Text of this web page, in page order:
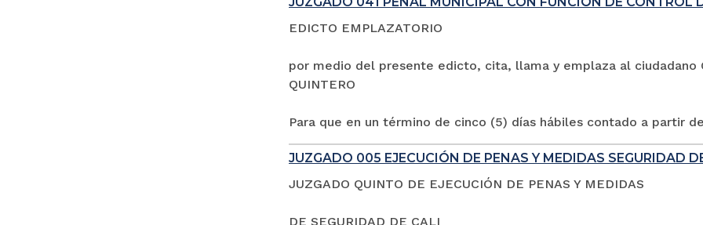
EDICTO EMPLAZATORIO
por medio del presente edicto, cita, llama y emplaza al ciudadano
QUINTERO
Para que en un término de cinco (5) días hábiles contado a partir
JUZGADO 005 EJECUCIÓN DE PENAS Y MEDIDAS SEGURIDAD
JUZGADO QUINTO DE EJECUCIÓN DE PENAS Y MEDIDAS
DE SEGURIDAD DE CALI